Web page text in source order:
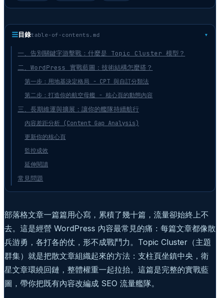
☰目錄table-of-contents.md
一、告別關鍵字游擊戰：什麼是 Topic Cluster 模型？
二、WordPress 實戰藍圖：技術結構怎麼搭？
第一步：用地基決定格局 - CPT 與自訂分類法
第二步：打造你的航空母艦 - 核心頁的動態內容
三、長期維運與擴展：讓你的艦隊持續航行
內容差距分析 (Content Gap Analysis)
更新你的核心頁
監控成效
延伸閱讀
常見問題
部落格文章一篇篇用心寫，累積了幾十篇，流量卻始終上不
去。這是經營 WordPress 內容最常見的痛：每篇文章都像散
兵游勇，各打各的仗，形不成戰鬥力。Topic Cluster（主題
群集）就是把散文章組織起來的方法：支柱頁坐鎮中央，衛
星文章環繞回鏈，整體權重一起拉抬。這篇是完整的實戰藍
圖，帶你把既有內容改編成 SEO 流量艦隊。